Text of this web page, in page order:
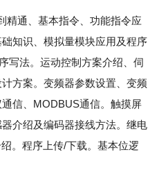
精通、基本指令、功能指令应
知识、模拟量模块应用及程序
写法。运动控制方案介绍、伺
方案。变频器参数设置、变频
信、MODBUS通信。触摸屏
介绍及编码器接线方法。继电
。程序上传/下载。基本位逻